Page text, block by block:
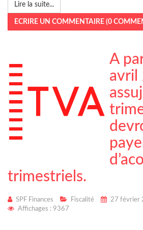
Lire la suite...
ECRIRE UN COMMENTAIRE (0
A
avril
trimestriels.
SPF Finances Fiscalité
27 février
Affichages : 9367